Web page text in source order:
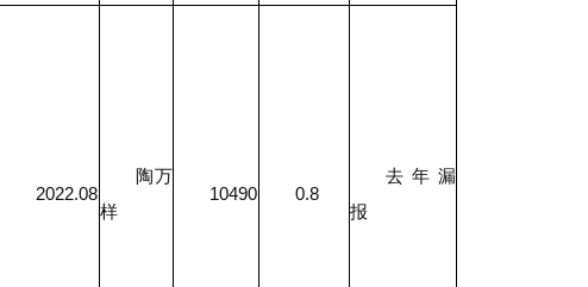
2022.08
陶万
样
10490 0.8
去年漏
报